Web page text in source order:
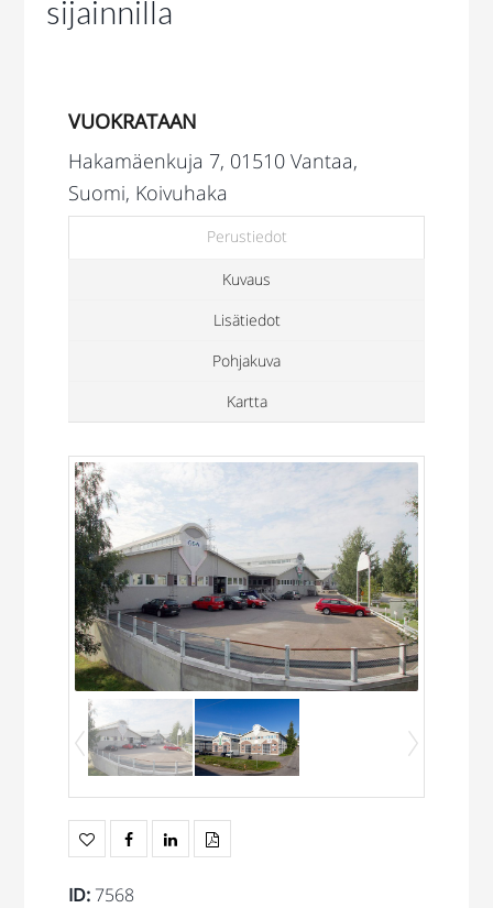
sijainnilla
VUOKRATAAN
Hakamäenkuja 7, 01510 Vantaa,
Suomi, Koivuhaka
Perustiedot
Kuvaus
Lisätiedot
Pohjakuva
Kartta
ID: 7568